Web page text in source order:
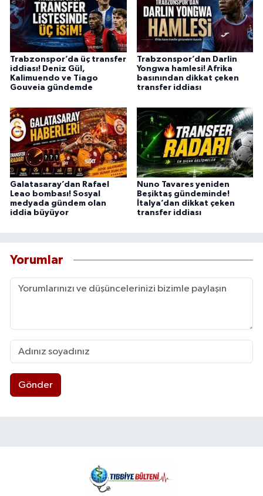
Trabzonspor’da üç transfer
iddiası! Deniz Gül,
Kalimuendo ve Tiago
Gouveia gündemde
Trabzonspor’dan Darlin
Yongwa hamlesi! Afrika
basınından dikkat çeken
transfer iddiası
Galatasaray’dan Rafael
Leao bombası! Sosyal
medyada gündem olan
iddia büyüyor
Nuno Tavares yeniden
Beşiktaş gündeminde!
İtalya’dan dikkat çeken
transfer iddiası
Yorumlar
Gönder